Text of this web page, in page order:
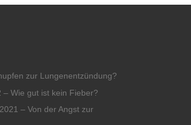
zur Lungenentzündung?
– Wie gut ist kein Fieber?
– Von der Angst zur